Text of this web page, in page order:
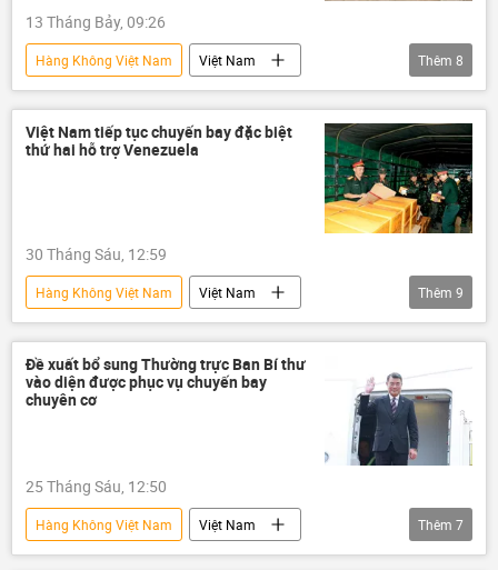
13 Tháng Bảy, 09:26
Hàng Không Việt Nam
Việt Nam
Long Thành
Sân bay Long Thành
Cảng hàng không Việt Nam (ACV)
dự án
Sân bay
hàng không
Thêm 8
Việt Nam tiếp tục chuyến bay đặc biệt
thứ hai hỗ trợ Venezuela
30 Tháng Sáu, 12:59
Hàng Không Việt Nam
Việt Nam
thông tin
Venezuela
trận động đất
thiên tai
Bộ Ngoại giao Việt Nam
cứu hộ
Thêm 9
Đề xuất bổ sung Thường trực Ban Bí thư
vào diện được phục vụ chuyến bay
chuyên cơ
25 Tháng Sáu, 12:50
Hàng Không Việt Nam
Việt Nam
thông tin
hàng không
Thêm 7